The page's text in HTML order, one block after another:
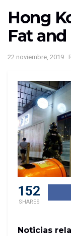
Hong
Fat
22 noviembre, 2019
152
SHARES
Noticias